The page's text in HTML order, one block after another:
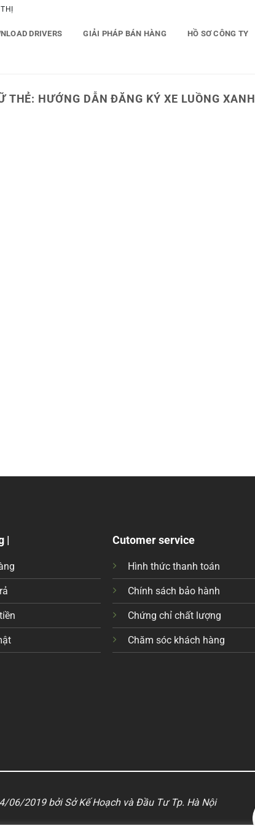
DRIVERS GIẢI PHÁP BÁN HÀNG HỒ SƠ CÔNG TY
THẺ: HƯỚNG DẪN ĐĂNG KÝ XE LUỒNG XANH
| Cutomer service
Hình thức thanh toán
Chính sách bảo hành
Chứng chỉ chất lượng
Chăm sóc khách hàng
06/2019 bởi Sở Kế Hoạch và Đầu Tư Tp. Hà Nội